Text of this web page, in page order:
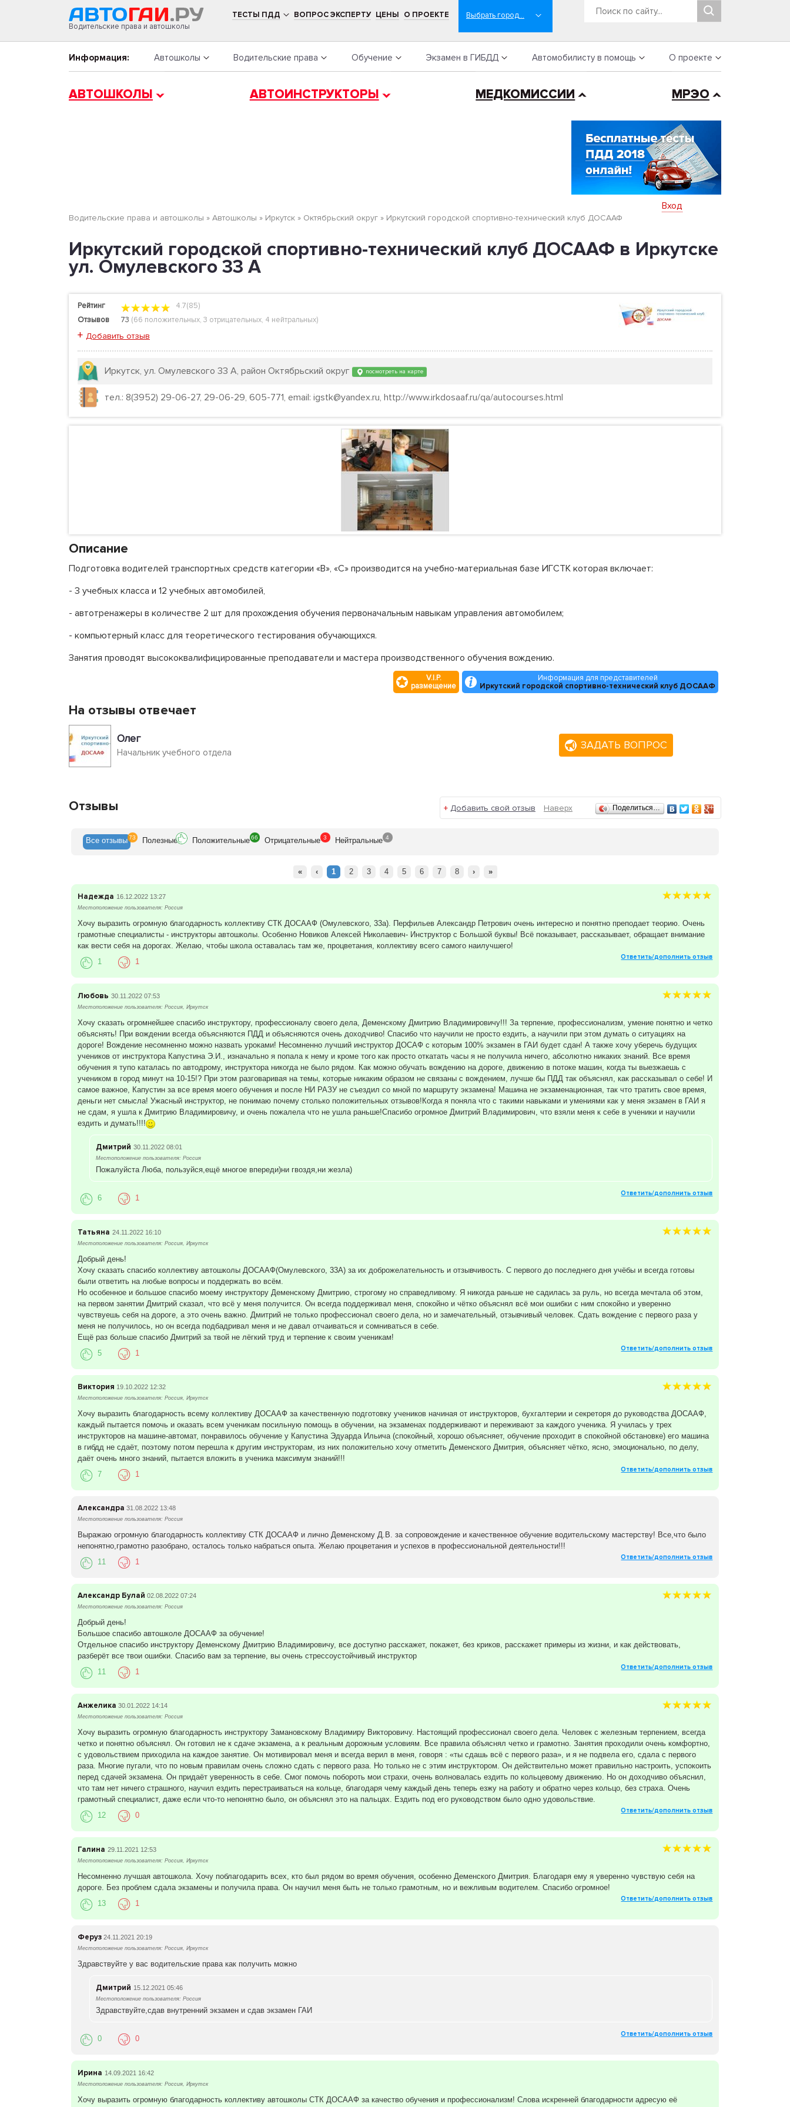
Водительские права и автошколы
ТЕСТЫ ПДД ВОПРОС ЭКСПЕРТУ ЦЕНЫ О ПРОЕКТЕ
Информация: Автошколы Водительские права Обучение Экзамен в ГИБДД Автомобилисту в помощь О проекте
АВТОШКОЛЫ АВТОИНСТРУКТОРЫ МЕДКОМИССИИ МРЭО
Водительские права и автошколы » Автошколы » Иркутск » Октябрьский округ » Иркутский городской спортивно-технический клуб ДОСААФ
Вход
Иркутский городской спортивно-технический клуб ДОСААФ в Иркутске
ул. Омулевского 33 А
Рейтинг
4.7(85)
Отзывов
73 (66 положительных, 3 отрицательных, 4 нейтральных)
+ Добавить отзыв
Иркутск, ул. Омулевского 33 А, район Октябрьский округ посмотреть на карте
тел.: 8(3952) 29-06-27, 29-06-29, 605-771, email: igstk@yandex.ru, http://www.irkdosaaf.ru/qa/autocourses.html
Описание
Подготовка водителей транспортных средств категории «В», «С» производится на учебно-материальная базе ИГСТК которая включает:
- 3 учебных класса и 12 учебных автомобилей,
- автотренажеры в количестве 2 шт для прохождения обучения первоначальным навыкам управления автомобилем;
- компьютерный класс для теоретического тестирования обучающихся.
Занятия проводят высококвалифицированные преподаватели и мастера производственного обучения вождению.
V.I.P.
размещение
Информация для представителей
Иркутский городской спортивно-технический клуб ДОСААФ
На отзывы отвечает
Олег
Начальник учебного отдела
ЗАДАТЬ ВОПРОС
Отзывы + Добавить свой отзыв Наверх Поделиться…
Все отзывы 73 Полезные Положительные 66 Отрицательные 3 Нейтральные 4
« ‹ 1 2 3 4 5 6 7 8 › »
Надежда 16.12.2022 13:27
Местоположение пользователя: Россия
Хочу выразить огромную благодарность коллективу СТК ДОСААФ (Омулевского, 33а). Перфильев Александр Петрович очень интересно и понятно преподает теорию. Очень
грамотные специалисты - инструкторы автошколы. Особенно Новиков Алексей Николаевич- Инструктор с Большой буквы! Всё показывает, рассказывает, обращает внимание
как вести себя на дорогах. Желаю, чтобы школа оставалась там же, процветания, коллективу всего самого наилучшего!
Ответить/дополнить отзыв
1 1
Любовь 30.11.2022 07:53
Местоположение пользователя: Россия, Иркутск
Хочу сказать огромнейшее спасибо инструктору, профессионалу своего дела, Деменскому Дмитрию Владимировичу!!! За терпение, профессионализм, умение понятно и четко
объяснять! При вождении всегда объясняются ПДД и объясняются очень доходчиво! Спасибо что научили не просто ездить, а научили при этом думать о ситуациях на
дороге! Вождение несомненно можно назвать уроками! Несомненно лучший инструктор ДОСАФ с которым 100% экзамен в ГАИ будет сдан! А также хочу уберечь будущих
учеников от инструктора Капустина Э.И., изначально я попала к нему и кроме того как просто откатать часы я не получила ничего, абсолютно никаких знаний. Все время
обучения я тупо каталась по автодрому, инструктора никогда не было рядом. Как можно обучать вождению на дороге, движению в потоке машин, когда ты выезжаешь с
учеником в город минут на 10-15!? При этом разговаривая на темы, которые никаким образом не связаны с вождением, лучше бы ПДД так объяснял, как рассказывал о себе! И
самое важное, Капустин за все время моего обучения и после НИ РАЗУ не съездил со мной по маршруту экзамена! Машина не экзаменационная, так что тратить свое время,
деньги нет смысла! Ужасный инструктор, не понимаю почему столько положительных отзывов!Когда я поняла что с такими навыками и умениями как у меня экзамен в ГАИ я
не сдам, я ушла к Дмитрию Владимировичу, и очень пожалела что не ушла раньше!Спасибо огромное Дмитрий Владимирович, что взяли меня к себе в ученики и научили
ездить и думать!!!!
Дмитрий 30.11.2022 08:01
Местоположение пользователя: Россия
Пожалуйста Люба, пользуйся,ещё многое впереди)ни гвоздя,ни жезла)
Ответить/дополнить отзыв
6 1
Татьяна 24.11.2022 16:10
Местоположение пользователя: Россия, Иркутск
Добрый день!
Хочу сказать спасибо коллективу автошколы ДОСААФ(Омулевского, 33А) за их доброжелательность и отзывчивость. С первого до последнего дня учёбы и всегда готовы
были ответить на любые вопросы и поддержать во всём.
Но особенное и большое спасибо моему инструктору Деменскому Дмитрию, строгому но справедливому. Я никогда раньше не садилась за руль, но всегда мечтала об этом,
на первом занятии Дмитрий сказал, что всё у меня получится. Он всегда поддерживал меня, спокойно и чётко объяснял всё мои ошибки с ним спокойно и уверенно
чувствуешь себя на дороге, а это очень важно. Дмитрий не только профессионал своего дела, но и замечательный, отзывчивый человек. Сдать вождение с первого раза у
меня не получилось, но он всегда подбадривал меня и не давал отчаиваться и сомниваться в себе.
Ещё раз больше спасибо Дмитрий за твой не лёгкий труд и терпение к своим ученикам!
Ответить/дополнить отзыв
5 1
Виктория 19.10.2022 12:32
Местоположение пользователя: Россия, Иркутск
Хочу выразить благодарность всему коллективу ДОСААФ за качественную подготовку учеников начиная от инструкторов, бухгалтерии и секреторя до руководства ДОСААФ,
каждый пытается помочь и оказать всем ученикам посильную помощь в обучении, на экзаменах поддерживают и переживают за каждого ученика. Я училась у трех
инструкторов на машине-автомат, понравилось обучение у Капустина Эдуарда Ильича (спокойный, хорошо объясняет, обучение проходит в спокойной обстановке) его машина
в гибдд не сдаёт, поэтому потом перешла к другим инструкторам, из них положительно хочу отметить Деменского Дмитрия, объясняет чётко, ясно, эмоционально, по делу,
даёт очень много знаний, пытается вложить в ученика максимум знаний!!!
Ответить/дополнить отзыв
7 1
Александра 31.08.2022 13:48
Местоположение пользователя: Россия
Выражаю огромную благодарность коллективу СТК ДОСААФ и лично Деменскому Д.В. за сопровождение и качественное обучение водительскому мастерству! Все,что было
непонятно,грамотно разобрано, осталось только набраться опыта. Желаю процветания и успехов в профессиональной деятельности!!!
Ответить/дополнить отзыв
11 1
Александр Булай 02.08.2022 07:24
Местоположение пользователя: Россия
Добрый день!
Большое спасибо автошколе ДОСААФ за обучение!
Отдельное спасибо инструктору Деменскому Дмитрию Владимировичу, все доступно расскажет, покажет, без криков, расскажет примеры из жизни, и как действовать,
разберёт все твои ошибки. Спасибо вам за терпение, вы очень стрессоустойчивый инструктор
Ответить/дополнить отзыв
11 1
Анжелика 30.01.2022 14:14
Местоположение пользователя: Россия
Хочу выразить огромную благодарность инструктору Замановскому Владимиру Викторовичу. Настоящий профессионал своего дела. Человек с железным терпением, всегда
четко и понятно объяснял. Он готовил не к сдаче экзамена, а к реальным дорожным условиям. Все правила объяснял четко и грамотно. Занятия проходили очень комфортно,
с удовольствием приходила на каждое занятие. Он мотивировал меня и всегда верил в меня, говоря : «ты сдашь всё с первого раза», и я не подвела его, сдала с первого
раза. Многие пугали, что по новым правилам очень сложно сдать с первого раза. Но только не с этим инструктором. Он действительно может правильно настроить, успокоить
перед сдачей экзамена. Он придаёт уверенность в себе. Смог помочь побороть мои страхи, очень волновалась ездить по кольцевому движению. Но он доходчиво объяснил,
что там нет ничего страшного, научил ездить перестраиваться на кольце, благодаря чему каждый день теперь езжу на работу и обратно через кольцо, без страха. Очень
грамотный специалист, даже если что-то непонятно было, он объяснял это на пальцах. Ездить под его руководством было одно удовольствие.
Ответить/дополнить отзыв
12 0
Галина 29.11.2021 12:53
Местоположение пользователя: Россия, Иркутск
Несомненно лучшая автошкола. Хочу поблагодарить всех, кто был рядом во время обучения, особенно Деменского Дмитрия. Благодаря ему я уверенно чувствую себя на
дороге. Без проблем сдала экзамены и получила права. Он научил меня быть не только грамотным, но и вежливым водителем. Спасибо огромное!
Ответить/дополнить отзыв
13 1
Феруз 24.11.2021 20:19
Местоположение пользователя: Россия, Иркутск
Здравствуйте у вас водительские права как получить можно
Дмитрий 15.12.2021 05:46
Местоположение пользователя: Россия
Здравствуйте,сдав внутренний экзамен и сдав экзамен ГАИ
Ответить/дополнить отзыв
0 0
Ирина 14.09.2021 16:42
Местоположение пользователя: Россия, Иркутск
Хочу выразить огромную благодарность коллективу автошколы СТК ДОСААФ за качество обучения и профессионализм! Слова искренней благодарности адресую её